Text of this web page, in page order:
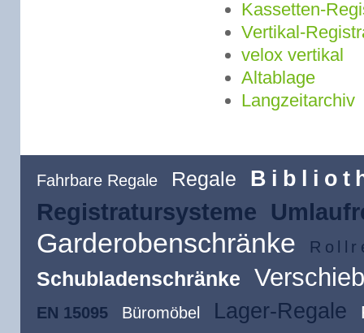
Kassetten-
Vertikal-
velox vertikal
Altablage
Langzeitarchiv
Fahrbare Regale Regale
Registratursysteme
Garderobenschränke
Schubladenschränke
EN 15095 Büromöbel Lager-Regale